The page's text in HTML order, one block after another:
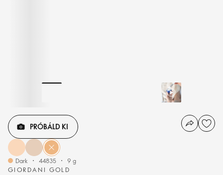
GIORDANI GOLD
PRÓBÁLD KI
Dark 44835 9 g